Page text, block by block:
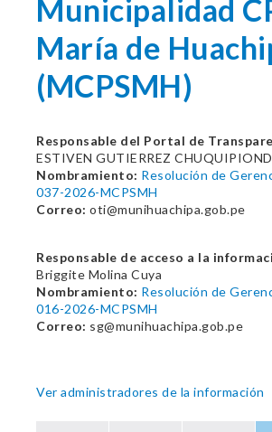
Municipalidad
María de
(MCPSMH)
Responsable del Portal de
ESTIVEN GUTIERREZ
Nombramiento: Resolución de
037-2026-MCPSMH
Correo: oti@munihuachipa.gob.pe
Responsable de acceso a la
Briggite Molina Cuya
Nombramiento: Resolución de
016-2026-MCPSMH
Correo: sg@munihuachipa.gob.pe
Ver administradores de la información